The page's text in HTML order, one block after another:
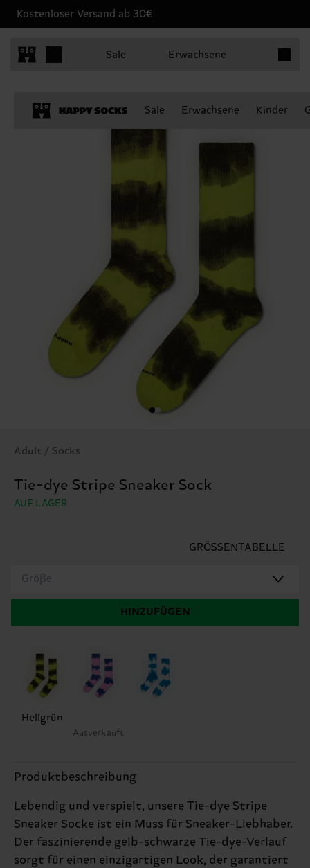
Kostenloser Versand ab 30€
Sale Erwachsene
Sale Erwachsene Kinder
Adult / Socks
Tie-dye Stripe Sneaker Sock
AUF LAGER
GRÖSSENTABELLE
Größe
HINZUFÜGEN
Hellgrün
Ausverkauft
Produktbeschreibung
Lebendig und verspielt, unsere Tie-dye Stripe
Sneaker Socke ist ein Muss für Sneaker-Liebhaber.
Der faszinierende gelb-schwarze Tie-dye-Verlauf
sorgt für einen einzigartigen Look, der garantiert